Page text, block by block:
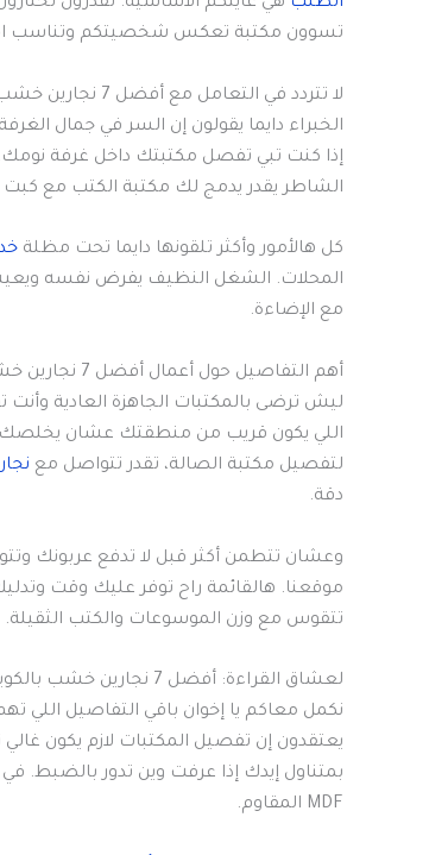
الطلب هي غايتكم الأساسية. تقدرون
تسوون مكتبة تعكس شخصيتكم وتناسب
لا تتردد في التعامل مع أفضل 7 نجارين خشب بالكويت لتصميم مكتبات منزلية
الخبراء دايما يقولون إن السر في جمال
إذا كنت تبي تفصل مكتبتك داخل غرفة
الشاطر يقدر يدمج لك مكتبة الكتب مع كبت
كل هالأمور وأكثر تلقونها دايما تحت مظلة
المحلات. الشغل النظيف يفرض نفسه
مع الإضاءة.
أهم التفاصيل حول أعمال أفضل 7 نجارين خشب بالكويت لتصميم مكتبات منزلية
ليش ترضى بالمكتبات الجاهزة العادية
اللي يكون قريب من منطقتك عشان يخلصك
لتفصيل مكتبة الصالة، تقدر تتواصل مع
دقة.
وعشان تتطمن أكثر قبل لا تدفع عربونك
موقعنا. هالقائمة راح توفر عليك وقت
تتقوس مع وزن الموسوعات والكتب الثقيلة.
لعشاق القراءة: أفضل 7 نجارين خشب بالكويت لتصميم مكتبات منزلية
نكمل معاكم يا إخوان باقي التفاصيل اللي
يعتقدون إن تفصيل المكتبات لازم يكون
بمتناول إيدك إذا عرفت وين تدور بالضبط.
MDF المقاوم.